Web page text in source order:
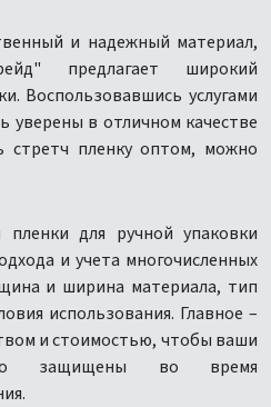
и надежный материал,
предлагает широкий
Воспользовавшись услугами
в отличном качестве
стретч пленку оптом, можно
для ручной упаковки
и учета многочисленных
и ширина материала, тип
использования. Главное –
и стоимостью, чтобы ваши
защищены во время